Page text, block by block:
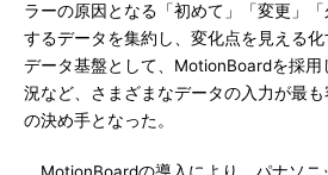
ラーの原因となる「初めて」「変更」
するデータを集約し、変化点を見える
データ基盤として、MotionBoardを採用
況など、さまざまなデータの入力が最
の決め手となった。